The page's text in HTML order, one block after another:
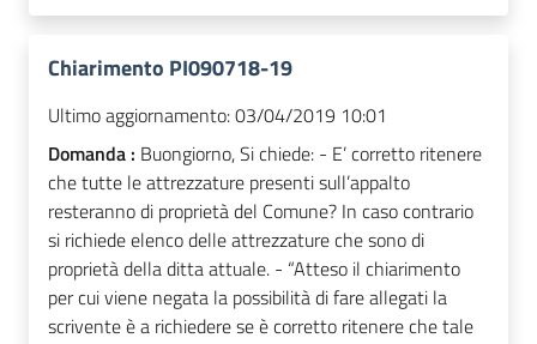
Chiarimento PI090718-19
Ultimo aggiornamento:03/04/2019 10:01
Domanda : Buongiorno, Si chiede: - E’ corretto ritenere
che tutte le attrezzature presenti sull’appalto
resteranno di proprietà del Comune? In caso contrario
si richiede elenco delle attrezzature che sono di
proprietà della ditta attuale. - “Atteso il chiarimento
per cui viene negata la possibilità di fare allegati la
scrivente è a richiedere se è corretto ritenere che tale